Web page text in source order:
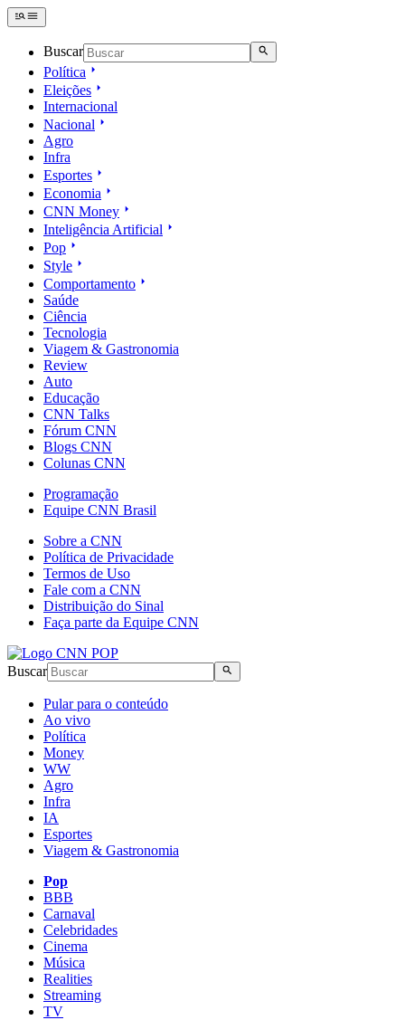
Buscar
Política
Eleições
Internacional
Nacional
Agro
Infra
Esportes
Economia
CNN Money
Inteligência Artificial
Pop
Style
Comportamento
Saúde
Ciência
Tecnologia
Viagem & Gastronomia
Review
Auto
Educação
CNN Talks
Fórum CNN
Blogs CNN
Colunas CNN
Programação
Equipe CNN Brasil
Sobre a CNN
Política de Privacidade
Termos de Uso
Fale com a CNN
Distribuição do Sinal
Faça parte da Equipe CNN
Buscar
Pular para o conteúdo
Ao vivo
Política
Money
WW
Agro
Infra
IA
Esportes
Viagem & Gastronomia
Pop
BBB
Carnaval
Celebridades
Cinema
Música
Realities
Streaming
TV